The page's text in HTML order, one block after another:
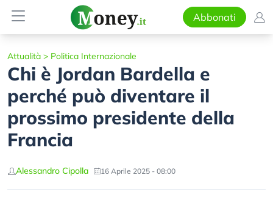
Abbonati
Attualità > Politica Internazionale
Chi è Jordan Bardella e
perché può diventare il
prossimo presidente della
Francia
Alessandro Cipolla 16 Aprile 2025 - 08:00